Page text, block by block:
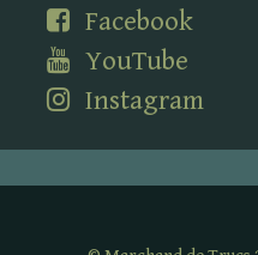
Facebook
YouTube
Instagram